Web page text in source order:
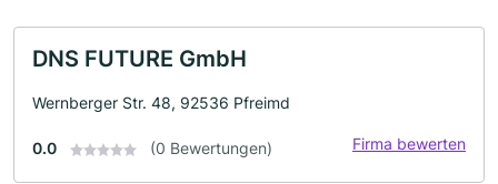
DNS FUTURE GmbH
Wernberger Str. 48, 92536 Pfreimd
0.0 (0 Bewertungen) Firma bewerten